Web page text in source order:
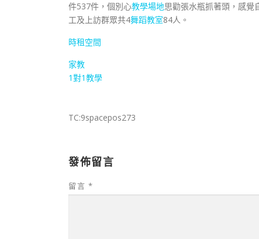
件537件，個別心教學場地思勸張水瓶抓著頭，感
工及上訪群眾共4舞蹈教室84人。
時租空間
家教
1對1教學
TC:9spacepos273
發佈留言
留言 *